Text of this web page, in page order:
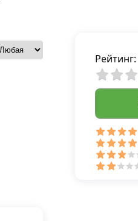
Рейтинг: